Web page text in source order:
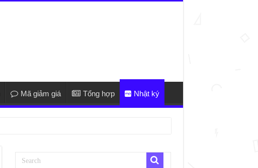
Mã giảm giá Tổng hợp Nhật ký